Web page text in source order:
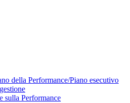
della Performance/Piano esecutivo
sulla Performance